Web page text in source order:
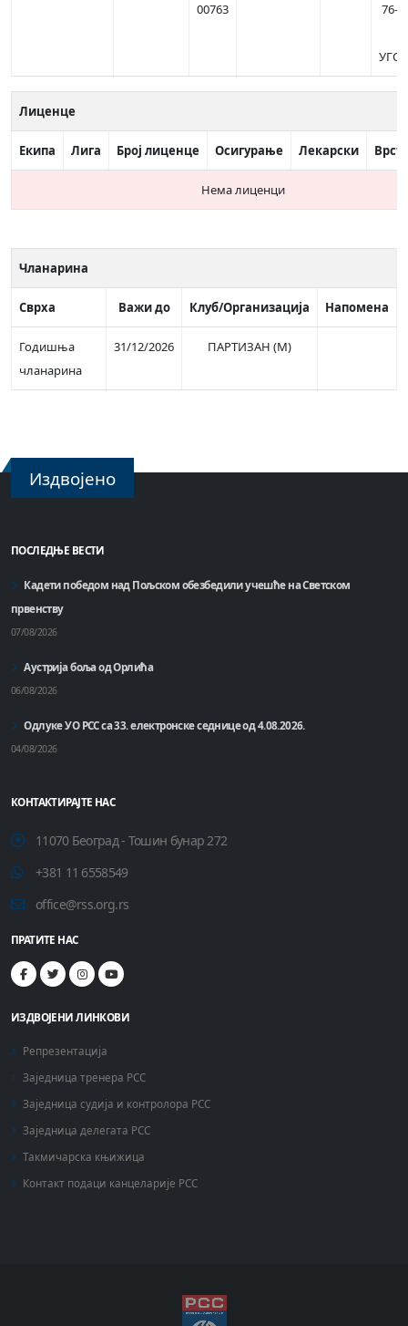
00763
76-
Лиценце
Екипа Лига Број лиценце Осигурање Лекарски
Нема лиценци
Чланарина
Сврха Важи до Клуб/Организација Напомена
Годишња
чланарина
31/12/2026 ПАРТИЗАН (М)
Издвојено
ПОСЛЕДЊЕ ВЕСТИ
Кадети победом над Пољском обезбедили учешће на Светском
првенству
07/08/2026
Аустрија боља од Орлића
06/08/2026
Одлуке УО РСС са 33. електронске седнице од 4.08.2026.
04/08/2026
КОНТАКТИРАЈТЕ НАС
11070 Београд - Тошин бунар 272
+381 11 6558549
office@rss.org.rs
ПРАТИТЕ НАС
ИЗДВОЈЕНИ ЛИНКОВИ
Репрезентација
Заједница тренера РСС
Заједница судија и контролора РСС
Заједница делегата РСС
Такмичарска књижица
Контакт подаци канцеларије РСС